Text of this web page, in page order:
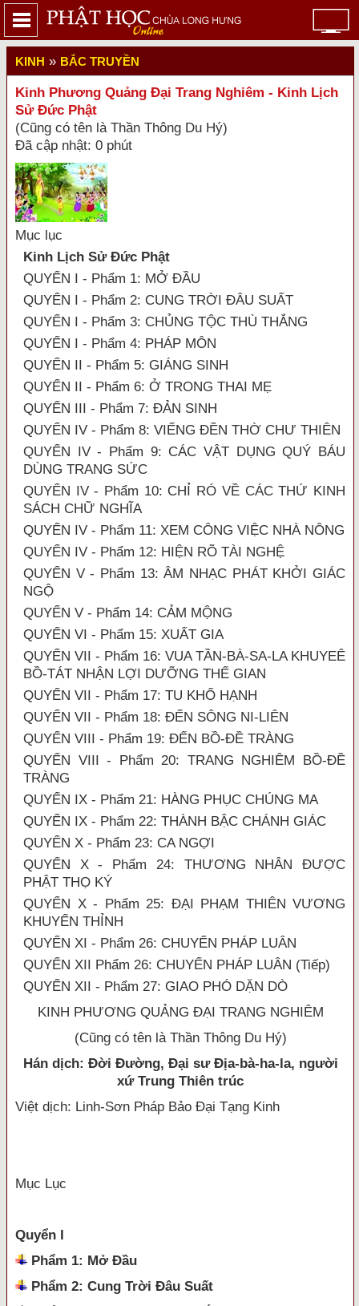
KINH » BẮC TRUYỀN
Kinh Phương Quảng Đại Trang Nghiêm - Kinh Lịch
Sử Đức Phật
(Cũng có tên là Thần Thông Du Hý)
Đã cập nhật: 0 phút
Mục lục
Kinh Lịch Sử Đức Phật
QUYỂN I - Phẩm 1: MỞ ĐẦU
QUYỂN I - Phẩm 2: CUNG TRỜI ĐÂU SUẤT
QUYỂN I - Phẩm 3: CHỦNG TỘC THÙ THẮNG
QUYỂN I - Phẩm 4: PHÁP MÔN
QUYỂN II - Phẩm 5: GIÁNG SINH
QUYỂN II - Phẩm 6: Ở TRONG THAI MẸ
QUYỂN III - Phẩm 7: ĐẢN SINH
QUYỂN IV - Phẩm 8: VIẾNG ĐỀN THỜ CHƯ THIÊN
QUYỂN IV - Phẩm 9: CÁC VẬT DỤNG QUÝ BÁU
DÙNG TRANG SỨC
QUYỂN IV - Phẩm 10: CHỈ RÓ VỀ CÁC THỨ KINH
SÁCH CHỮ NGHĨA
QUYỂN IV - Phẩm 11: XEM CÔNG VIỆC NHÀ NÔNG
QUYỂN IV - Phẩm 12: HIỆN RÕ TÀI NGHỆ
QUYỂN V - Phẩm 13: ÂM NHẠC PHÁT KHỞI GIÁC
NGỘ
QUYỂN V - Phẩm 14: CẢM MỘNG
QUYỂN VI - Phẩm 15: XUẤT GIA
QUYỂN VII - Phẩm 16: VUA TẦN-BÀ-SA-LA KHUYEÊ
BỒ-TÁT NHẬN LỢI DƯỠNG THẾ GIAN
QUYỂN VII - Phẩm 17: TU KHỔ HẠNH
QUYỂN VII - Phẩm 18: ĐẾN SÔNG NI-LIÊN
QUYỂN VIII - Phẩm 19: ĐẾN BỒ-ĐỀ TRÀNG
QUYỂN VIII - Phẩm 20: TRANG NGHIÊM BỒ-ĐỀ
TRÀNG
QUYỂN IX - Phẩm 21: HÀNG PHỤC CHÚNG MA
QUYỂN IX - Phẩm 22: THÀNH BẬC CHÁNH GIÁC
QUYỂN X - Phẩm 23: CA NGỢI
QUYỂN X - Phẩm 24: THƯƠNG NHÂN ĐƯỢC
PHẬT THỌ KÝ
QUYỂN X - Phẩm 25: ĐẠI PHẠM THIÊN VƯƠNG
KHUYẾN THỈNH
QUYỂN XI - Phẩm 26: CHUYỂN PHÁP LUÂN
QUYỂN XII Phẩm 26: CHUYỂN PHÁP LUÂN (Tiếp)
QUYỂN XII - Phẩm 27: GIAO PHÓ DẶN DÒ
KINH PHƯƠNG QUẢNG ĐẠI TRANG NGHIÊM
(Cũng có tên là Thần Thông Du Hý)
Hán dịch: Đời Đường, Đại sư Địa-bà-ha-la, người
xứ Trung Thiên trúc
Việt dịch: Linh-Sơn Pháp Bảo Đại Tạng Kinh
Mục Lục
Quyển I
Phẩm 1: Mở Đầu
Phẩm 2: Cung Trời Đâu Suất